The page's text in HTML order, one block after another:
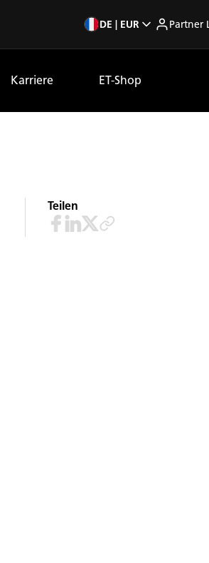
DE | EUR Partner
Karriere ET-Shop
Teilen